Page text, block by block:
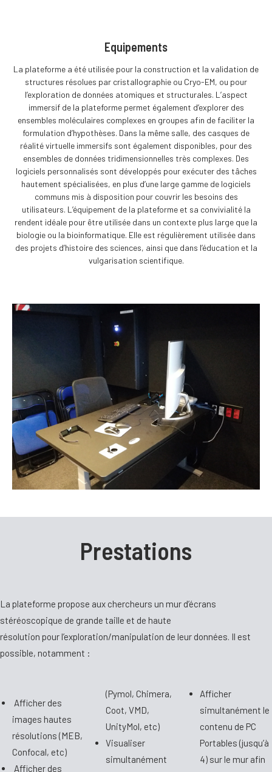
Equipements
La plateforme a été utilisée pour la construction et la validation de
structures résolues par cristallographie ou Cryo-EM, ou pour
l’exploration de données atomiques et structurales. L’aspect
immersif de la plateforme permet également d’explorer des
ensembles moléculaires complexes en groupes afin de faciliter la
formulation d’hypothèses. Dans la même salle, des casques de
réalité virtuelle immersifs sont également disponibles, pour des
ensembles de données tridimensionnelles très complexes. Des
logiciels personnalisés sont développés pour exécuter des tâches
hautement spécialisées, en plus d’une large gamme de logiciels
communs mis à disposition pour couvrir les besoins des
utilisateurs. L’équipement de la plateforme et sa convivialité la
rendent idéale pour être utilisée dans un contexte plus large que la
biologie ou la bioinformatique. Elle est régulièrement utilisée dans
des projets d’histoire des sciences, ainsi que dans l’éducation et la
vulgarisation scientifique.
Prestations
La plateforme propose aux chercheurs un mur d’écrans
stéréoscopique de grande taille et de haute
résolution pour l’exploration/manipulation de leur données. Il est
possible, notamment :
Afficher des
images hautes
résolutions (MEB,
Confocal, etc)
Afficher des
(Pymol, Chimera,
Coot, VMD,
UnityMol, etc)
Visualiser
simultanément
Afficher
simultanément le
contenu de PC
Portables (jusqu’à
4) sur le mur afin